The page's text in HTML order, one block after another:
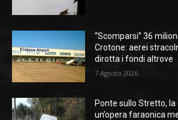
“Scomparsi” 36
Crotone: aerei
dirotta i fondi altrove
7 Agosto 2026
Ponte sullo Stretto, la
un’opera faraonica